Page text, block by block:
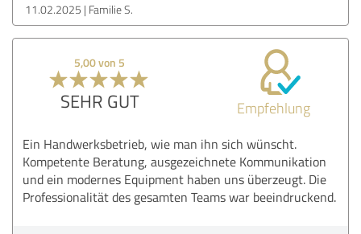
11.02.2025 Familie S.
5,00 von 5
SEHR GUT Empfehlung
Ein Handwerksbetrieb, wie man ihn sich wünscht.
Kompetente Beratung, ausgezeichnete Kommunikation
und ein modernes Equipment haben uns überzeugt. Die
Professionalität des gesamten Teams war beeindruckend.